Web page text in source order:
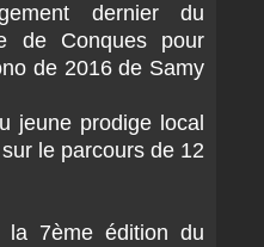
dernier du
de Conques pour
de 2016 de Samy
jeune prodige local
le parcours de 12
la 7ème édition du